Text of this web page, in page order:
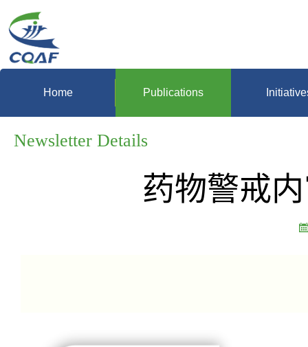
Home Publications
Newsletter Details
药物警戒